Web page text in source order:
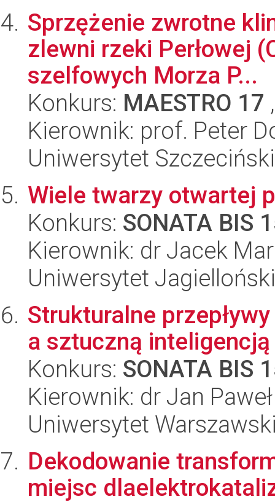
Sprzężenie zwrotne
zlewni rzeki Perłowej
szelfowych Morza P...
Konkurs: MAESTRO 17
Kierownik: prof. Peter
Uniwersytet Szczeciński
Wiele twarzy otwartej
Konkurs: SONATA BIS
Kierownik: dr Jacek
Uniwersytet Jagielloński
Strukturalne
a sztuczną inteligencją
Konkurs: SONATA BIS
Kierownik: dr Jan
Uniwersytet
Dekodowanie
miejsc